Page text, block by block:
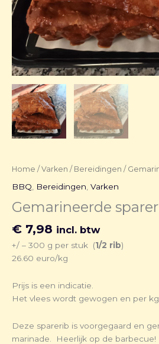
Home / Varken / Bereidingen /
BBQ, Bereidingen, Varken
Gemarineerde
€ 7,98 incl. btw
+/ – 300 g per stuk (1/2 rib)
26.60 euro/kg
Prijs is een indicatie.
Het vlees wordt gewogen en per
Deze sparerib is voorgegaard en
marinade. Heerlijk op de barbecue!